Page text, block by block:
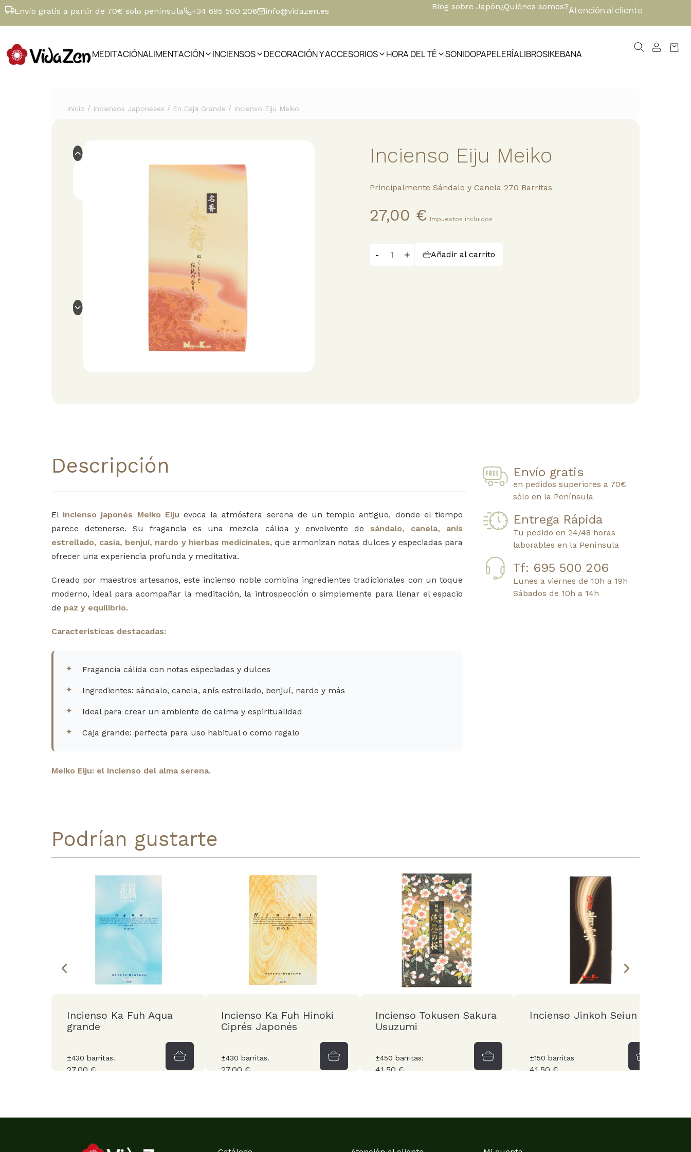
Envío gratis a partir de 70€ solo península +34 695 500 206 info@vidazen.es Blog sobre Japón¿Quiénes somos?Atención al cliente
MEDITACIÓNALIMENTACIÓN INCIENSOS DECORACIÓN Y ACCESORIOS HORA DEL TÉ SONIDOPAPELERÍALIBROSIKEBANA
Inicio / Inciensos Japoneses / En Caja Grande / Incienso Eiju Meiko
Incienso Eiju Meiko
Principalmente Sándalo y Canela 270 Barritas
27,00 € Impuestos incluidos
- + Añadir al carrito
Descripción
El incienso japonés Meiko Eiju evoca la atmósfera serena de un templo antiguo, donde el tiempo
parece detenerse. Su fragancia es una mezcla cálida y envolvente de sándalo, canela, anís
estrellado, casia, benjuí, nardo y hierbas medicinales, que armonizan notas dulces y especiadas para
ofrecer una experiencia profunda y meditativa.
Creado por maestros artesanos, este incienso noble combina ingredientes tradicionales con un toque
moderno, ideal para acompañar la meditación, la introspección o simplemente para llenar el espacio
de paz y equilibrio.
Características destacadas:
Fragancia cálida con notas especiadas y dulces
Ingredientes: sándalo, canela, anís estrellado, benjuí, nardo y más
Ideal para crear un ambiente de calma y espiritualidad
Caja grande: perfecta para uso habitual o como regalo
Meiko Eiju: el incienso del alma serena.
Envío gratis
en pedidos superiores a 70€
sólo en la Península
Entrega Rápida
Tu pedido en 24/48 horas
laborables en la Península
Tf: 695 500 206
Lunes a viernes de 10h a 19h
Sábados de 10h a 14h
Podrían gustarte
Incienso Ka Fuh Aqua
grande
±430 barritas.
27,00 €
Incienso Ka Fuh Hinoki
Ciprés Japonés
±430 barritas.
27,00 €
Incienso Tokusen Sakura
Usuzumi
±450 barritas:
41,50 €
Incienso Jinkoh Seiun
±150 barritas
41,50 €